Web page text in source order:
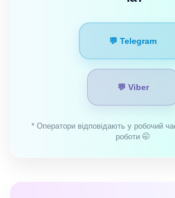
💬 Telegram
💬 Viber
* Оператори відповідають у робочий
роботи 🤭